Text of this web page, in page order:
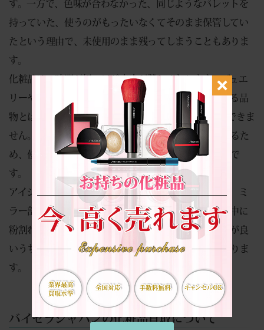
す。一方で、色味が合わなかった、同じようなパレットを
持っていた、使うのがもったいなくてそのまま保管してい
たという理由で、未使用のまま残ってしまうこともありま
す。
化粧品は、時間が経つほど査定が難しくなります。ジュエ
リーやブランドバッグのように長期間保管してから売る品
物とは異なり、製造から1年以上経過したものは買取できま
せん。限定品であっても、古くなれば買取対象外となるた
め、使わないと判断した時点で早めに動くことが大切で
す。
アイシャドウパレットは粉質や色の状態、付属チップ、ミ
ラー部分、外装なども確認します。未使用でも、保管中に
粉割れや箱の傷みが起きることがあります。保管状態が良
いうちに査定へ出すことで、評価につながりやすくなりま
す。
バイセラジャパンの化粧品買取について